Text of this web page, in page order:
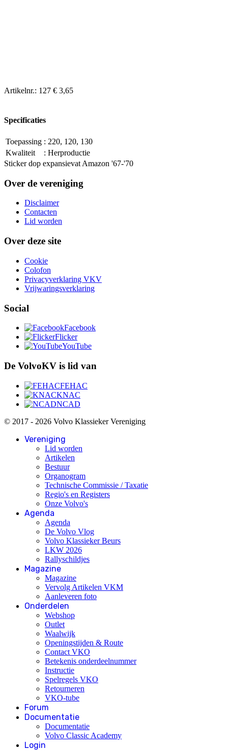
Artikelnr.: 127 € 3,65
Specificaties
Toepassing : 220, 120, 130
Kwaliteit
: Herproductie
Sticker dop expansievat Amazon '67-'70
Over de vereniging
Disclaimer
Contacten
Lid worden
Over deze site
Cookie
Colofon
Privacyverklaring VKV
Vrijwaringsverklaring
Social
Facebook
Flicker
YouTube
De VolvoKV is lid van
FEHAC
KNAC
NCAD
© 2017 - 2026 Volvo Klassieker Vereniging
Vereniging
Lid worden
Artikelen
Bestuur
Organogram
Technische Commissie / Taxatie
Regio's en Registers
Onze Volvo's
Agenda
Agenda
De Volvo Vlog
Volvo Klassieker Beurs
LKW 2026
Rallyschildjes
Magazine
Magazine
Vervolg Artikelen VKM
Aanleveren foto
Onderdelen
Webshop
Outlet
Waalwijk
Openingstijden & Route
Contact VKO
Betekenis onderdeelnummer
Instructie
Spelregels VKO
Retourneren
VKO-tube
Forum
Documentatie
Documentatie
Volvo Classic Academy
Login